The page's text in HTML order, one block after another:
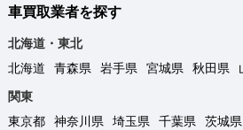
車買取業者を探す
北海道・東北
北海道
青森県 岩手県 宮城県 秋田県
関東
東京都
神奈川県 埼玉県 千葉県 茨城県